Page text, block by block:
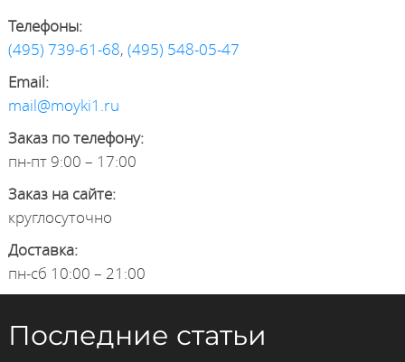
Телефоны:
(495) 739-61-68, (495) 548-05-47
Email:
mail@moyki1.ru
Заказ по телефону:
пн-пт 9:00 – 17:00
Заказ на сайте:
круглосуточно
Доставка:
пн-сб 10:00 – 21:00
Последние статьи